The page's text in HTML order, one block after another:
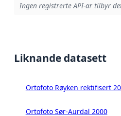
Ingen registrerte API-ar tilbyr
Liknande datasett
Ortofoto Røyken rektifisert
Ortofoto Sør-Aurdal 2000